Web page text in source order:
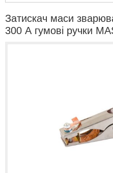
Затискач маси
300 А гумові ручки